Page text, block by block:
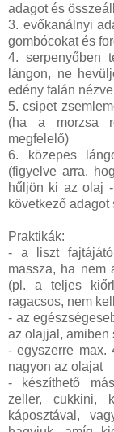
adagot és
3. evőkanálnyi
gombócokat és
4. serpenyőben
lángon, ne
edény falán nézve
5. csipet
(ha a morzsa
megfelelő)
6. közepes
(figyelve arra,
hűljön ki az olaj
következő adagot
Praktikák:
- a liszt
massza, ha nem
(pl. a teljes
ragacsos, nem
- az
az olajjal, amiben
- egyszerre max.
nagyon az olajat
- készíthető
zeller, cukkini,
káposztával,